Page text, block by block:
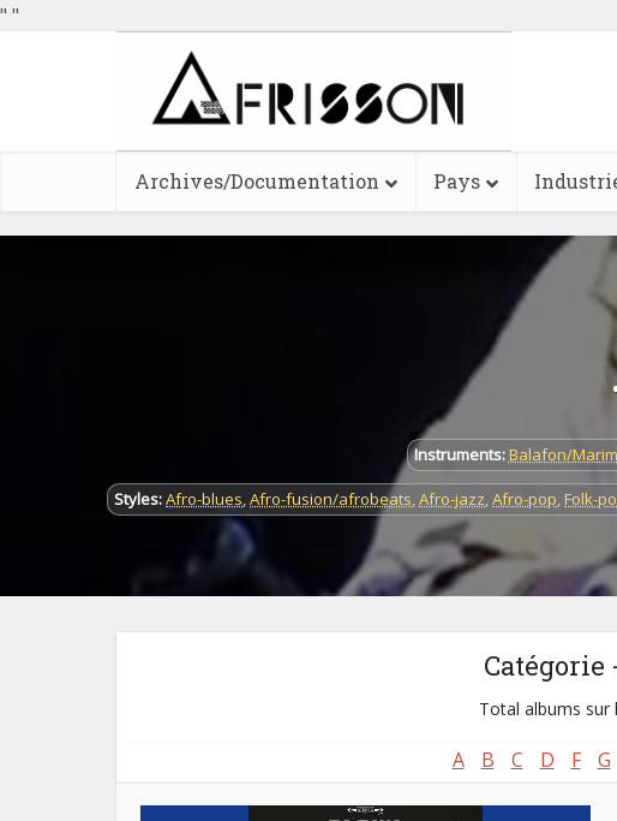
" "
Archives/Documentation Pays
Instruments: Balafon/
Styles:Afro-blues,Afro-fusion/afrobeats,Afro-jazz,Afro-pop, Folk-
Total albums sur
A B C D F G